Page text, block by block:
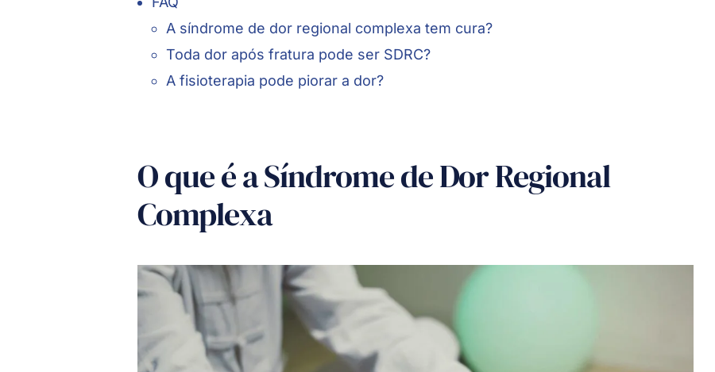
A síndrome de dor regional complexa tem cura?
Toda dor após fratura pode ser SDRC?
A fisioterapia pode piorar a dor?
O que é a Síndrome de Dor Regional
Complexa